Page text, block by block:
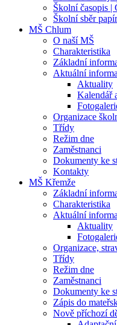
Školní časopis |
Školní sběr
MŠ Chlum
O naší MŠ
Charakteristika
Základní
Aktuální
Aktuality
Kalendář
Organizace
Třídy
Režim dne
Zaměstnanci
Dokumenty ke
Kontakty
MŠ Křemže
Základní
Charakteristika
Aktuální
Aktuality
Organizace,
Třídy
Režim dne
Zaměstnanci
Dokumenty ke
Zápis do
Nově příchozí